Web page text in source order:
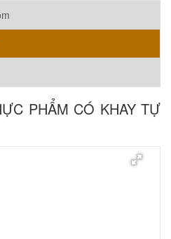
PHẨM CÓ KHAY TỰ